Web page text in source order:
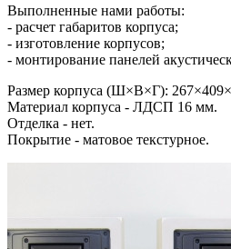
Выполненные нами работы:
- расчет габаритов корпуса;
- изготовление корпусов;
- монтирование панелей
Размер корпуса (Ш×В×Г):
Материал корпуса - ЛДСП 16 мм.
Отделка - нет.
Покрытие - матовое текстурное.